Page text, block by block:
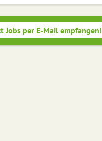
Jobs per E-Mail empfangen!